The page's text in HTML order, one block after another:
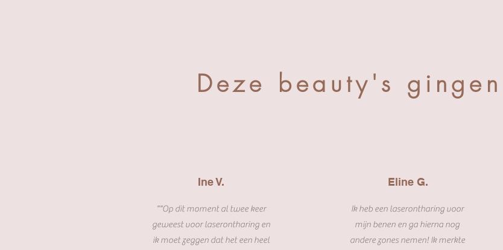
Deze beauty's
Ine V.
""Op dit moment al twee keer
geweest voor laserontharing en
ik moet zeggen dat het een heel
Eline G.
Ik heb een laserontharing voor
mijn benen en ga hierna nog
andere zones nemen! Ik merkte